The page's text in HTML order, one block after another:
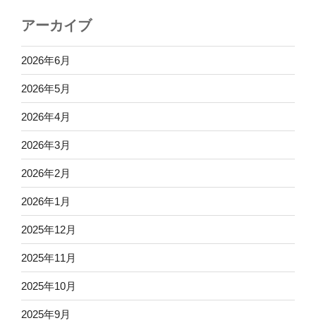
アーカイブ
2026年6月
2026年5月
2026年4月
2026年3月
2026年2月
2026年1月
2025年12月
2025年11月
2025年10月
2025年9月